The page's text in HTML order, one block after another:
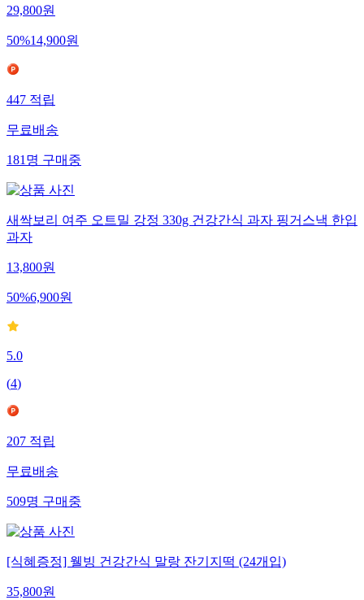
29,800원
50%14,900원
447적립
무료배송
181명구매중
새싹보리 여주 오트밀 강정 330g 건강간식 과자 핑거스낵 한입
과자
13,800원
50%6,900원
5.0
(4)
207적립
무료배송
509명구매중
[식혜증정] 웰빙 건강간식 말랑 잔기지떡 (24개입)
35,800원